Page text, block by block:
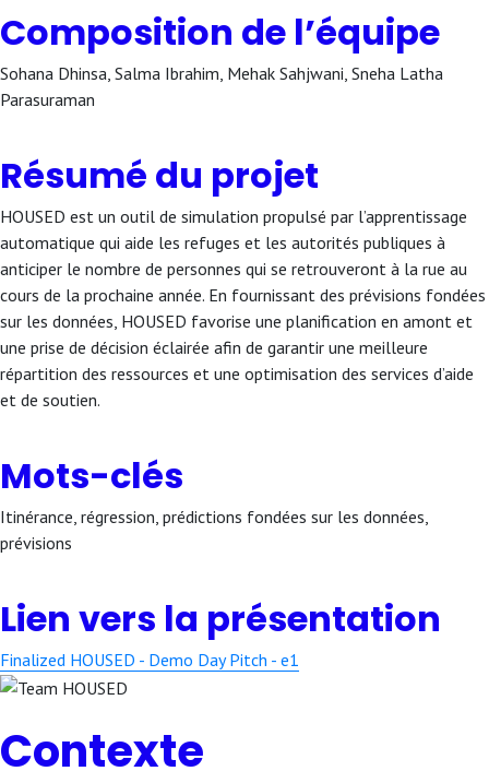
Composition de l’équipe
Sohana Dhinsa, Salma Ibrahim, Mehak Sahjwani, Sneha Latha
Parasuraman
Résumé du projet
HOUSED est un outil de simulation propulsé par l’apprentissage
automatique qui aide les refuges et les autorités publiques à
anticiper le nombre de personnes qui se retrouveront à la rue au
cours de la prochaine année. En fournissant des prévisions fondées
sur les données, HOUSED favorise une planification en amont et
une prise de décision éclairée afin de garantir une meilleure
répartition des ressources et une optimisation des services d’aide
et de soutien.
Mots-clés
Itinérance, régression, prédictions fondées sur les données,
prévisions
Lien vers la présentation
Finalized HOUSED - Demo Day Pitch - e1
Contexte